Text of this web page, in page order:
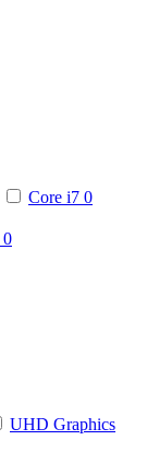
Core i7 0
0
UHD Graphics